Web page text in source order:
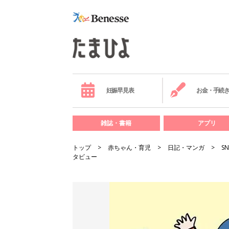
妊娠早見表 お金・手続き
雑誌・書籍 アプリ
トップ 赤ちゃん・育児 日記・マンガ
タビュー